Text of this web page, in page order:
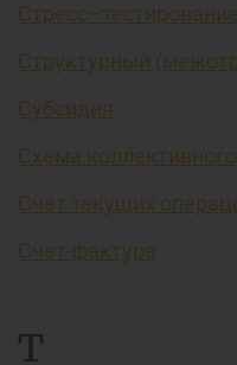
Структурный
Субсидия
Схема
Счёт текущих
Счет-фактура
Т